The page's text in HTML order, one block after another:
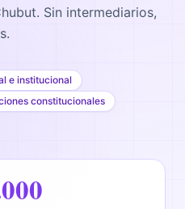
. Sin intermediarios,
e institucional
constitucionales